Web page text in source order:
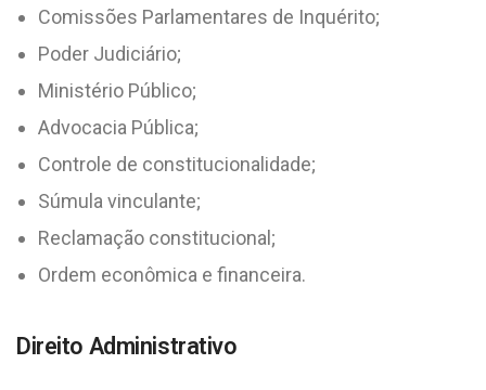
Comissões Parlamentares de Inquérito;
Poder Judiciário;
Ministério Público;
Advocacia Pública;
Controle de constitucionalidade;
Súmula vinculante;
Reclamação constitucional;
Ordem econômica e financeira.
Direito Administrativo